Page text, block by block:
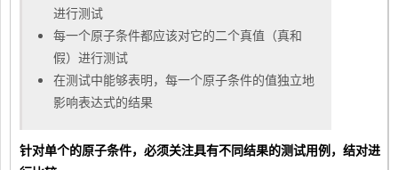
进行测试
每一个原子条件都应该对它的二个真值（真和
假）进行测试
在测试中能够表明，每一个原子条件的值独立地
影响表达式的结果
针对单个的原子条件，必须关注具有不同结果的测试用例，结对进